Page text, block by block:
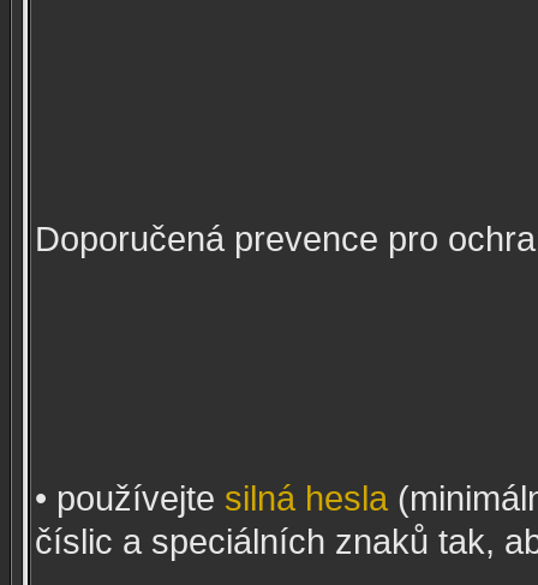
Doporučená prevence pro
• používejte silná hesla
číslic a speciálních znaků tak,